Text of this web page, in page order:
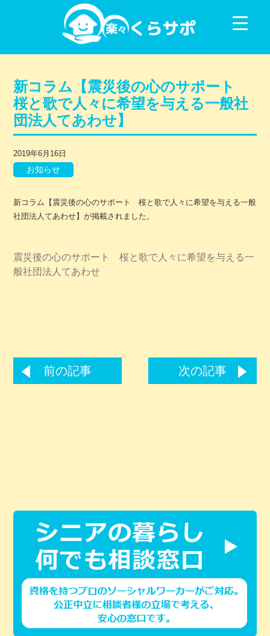
コンテンツに移動
新コラム【震災後の心のサポート
桜と歌で人々に希望を与える一般社
団法人てあわせ】
2019年6月16日
お知らせ
新コラム【震災後の心のサポート 桜と歌で人々に希望を与える一般
社団法人てあわせ】が掲載されました。
震災後の心のサポート 桜と歌で人々に希望を与える一
般社団法人てあわせ
前の記事 次の記事